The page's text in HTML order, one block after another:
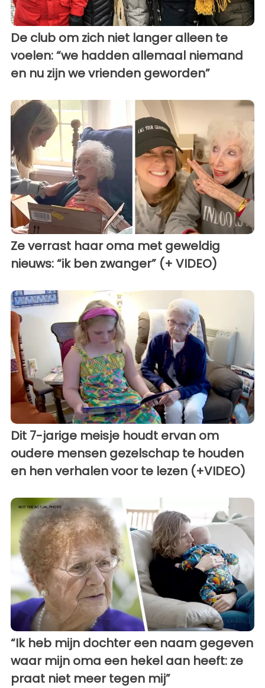
De club om zich niet langer alleen te
voelen: “we hadden allemaal niemand
en nu zijn we vrienden geworden”
Ze verrast haar oma met geweldig
nieuws: “ik ben zwanger” (+ VIDEO)
Dit 7-jarige meisje houdt ervan om
oudere mensen gezelschap te houden
en hen verhalen voor te lezen (+VIDEO)
“Ik heb mijn dochter een naam gegeven
waar mijn oma een hekel aan heeft: ze
praat niet meer tegen mij”